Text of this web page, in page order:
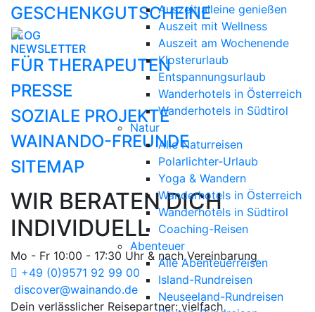
Auszeit alleine genießen
Auszeit mit Wellness
Auszeit am Wochenende
Klosterurlaub
Entspannungsurlaub
Wanderhotels in Österreich
Wanderhotels in Südtirol
Natur
Alle Naturreisen
Polarlichter-Urlaub
Yoga & Wandern
Wanderhotels in Österreich
Wanderhotels in Südtirol
Coaching-Reisen
Abenteuer
Alle Abenteuerreisen
Island-Rundreisen
Neuseeland-Rundreisen
GESCHENKGUTSCHEINE
BLOG
NEWSLETTER
FÜR THERAPEUTEN
PRESSE
SOZIALE PROJEKTE
WAINANDO-FREUNDE
SITEMAP
WIR BERATEN DICH
INDIVIDUELL
Mo - Fr 10:00 - 17:30 Uhr & nach Vereinbarung
+49 (0)9571 92 99 00
discover@wainando.de
Dein verlässlicher Reisepartner: vielfach